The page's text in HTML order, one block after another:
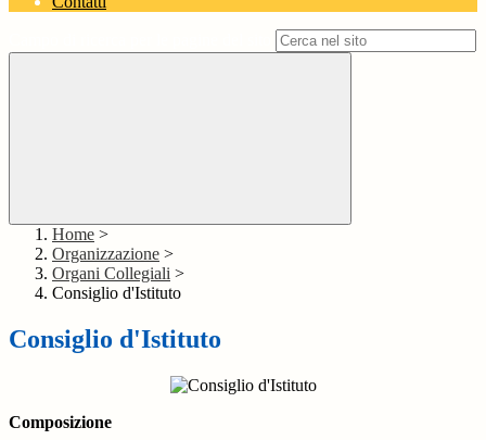
Home >
Organizzazione >
Organi Collegiali >
Consiglio d'Istituto
Consiglio d'Istituto
Composizione